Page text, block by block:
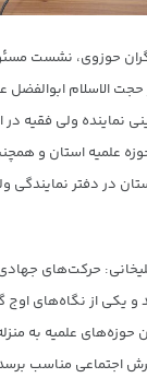
حوزوی، نشست
الاسلام ابوالفضل
نماینده ولی فقیه در
علمیه استان و
در دفتر نمایندگی
حرکت‌های
و یکی از نگاه‌های
علمیه به
اجتماعی مناسب